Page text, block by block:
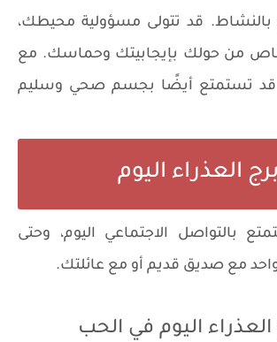
بالنشاط. قد تتولى مسؤولية محيطك،
من حولك بإيجابيتك وحماسك. مع
قد تستمتع أيضًا بجسم صحي وسليم
العذراء اليوم
بالتواصل الاجتماعي اليوم، وحتى
واحد مع صديق قديم أو مع عائلتك.
اليوم في الحب